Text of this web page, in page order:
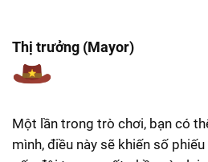
Thị trưởng (Mayor)
Một lần trong trò chơi, bạn có
mình, điều này sẽ khiến số